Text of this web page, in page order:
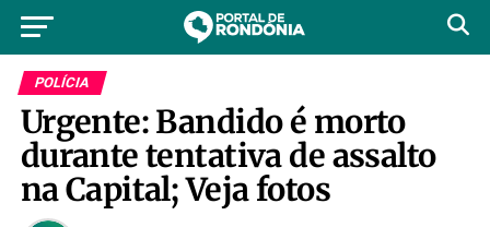
POLÍCIA
Urgente: Bandido é morto
durante tentativa de assalto
na Capital; Veja fotos